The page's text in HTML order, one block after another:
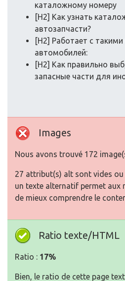
каталожному номеру
[H2] Как узнать
автозапчасти?
[H2] Работает с
автомобилей:
[H2] Как правильно
запасные части для
Images
Nous avons trouvé 172
27 attribut(s) alt sont vides
un texte alternatif permet aux
de mieux comprendre le
Ratio texte/HTML
Ratio : 17%
Bien, le ratio de cette page